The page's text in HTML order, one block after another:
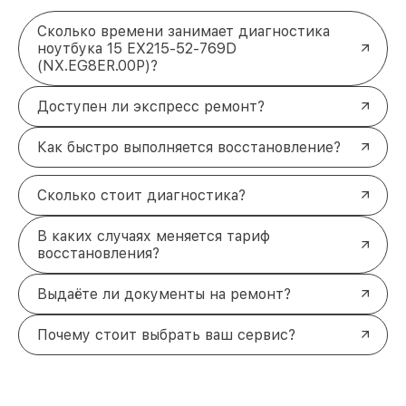
Сколько времени занимает диагностика
ноутбука 15 EX215-52-769D
(NX.EG8ER.00P)?
Доступен ли экспресс ремонт?
Как быстро выполняется восстановление?
Сколько стоит диагностика?
В каких случаях меняется тариф
восстановления?
Выдаёте ли документы на ремонт?
Почему стоит выбрать ваш сервис?